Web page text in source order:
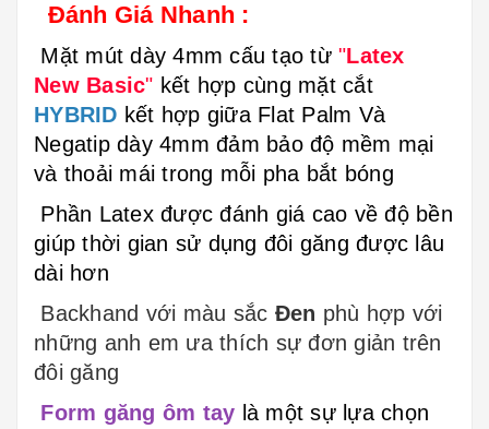
Đánh Giá Nhanh :
Mặt mút dày 4mm cấu tạo từ"Latex
New Basic" kết hợp cùng mặt cắt
HYBRID kết hợp giữa Flat Palm Và
Negatip dày 4mm đảm bảo độ mềm mại
và thoải mái trong mỗi pha bắt bóng
Phần Latex được đánh giá cao về độ bền
giúp thời gian sử dụng đôi găng được lâu
dài hơn
Backhand với màu sắc Đen phù hợp với
những anh em ưa thích sự đơn giản trên
đôi găng
Form găng ôm tay là một sự lựa chọn